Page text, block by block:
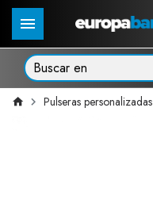
Pulseras personalizadas